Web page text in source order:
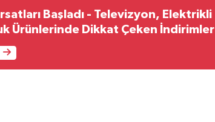
Başladı - Televizyon, Elektrikli
Ürünlerinde Dikkat Çeken İndirimler